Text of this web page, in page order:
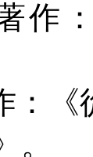
作
：《
。